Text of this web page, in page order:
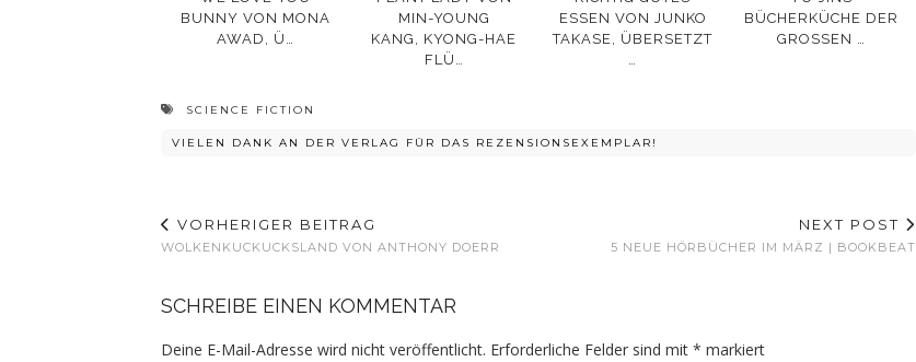
BUNNY VON MONA
AWAD, Ü…
MIN-YOUNG
KANG, KYONG-HAE
FLÜ…
ESSEN VON JUNKO
TAKASE, ÜBERSETZT
…
BÜCHERKÜCHE DER
GROSSEN …
SCIENCE FICTION
VIELEN DANK AN DER VERLAG FÜR DAS REZENSIONSEXEMPLAR!
VORHERIGER BEITRAG
WOLKENKUCKUCKSLAND VON ANTHONY DOERR
NEXT POST
5 NEUE HÖRBÜCHER IM MÄRZ | BOOKBEAT
SCHREIBE EINEN KOMMENTAR
Deine E-Mail-Adresse wird nicht veröffentlicht. Erforderliche Felder sind mit * markiert